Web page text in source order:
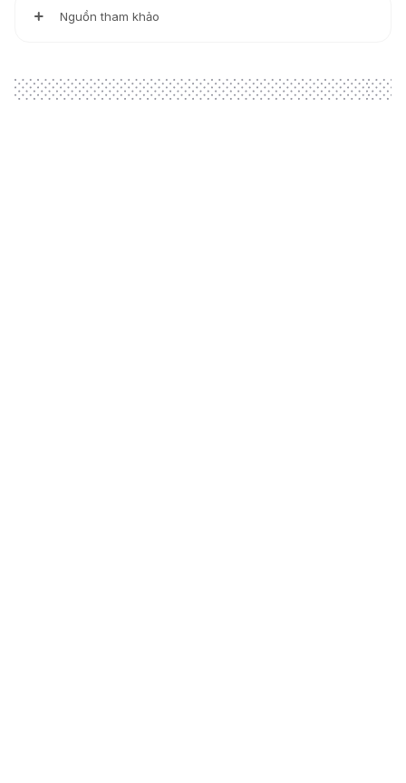
Nguồn tham khảo
https://my.clevelandclinic.org/health/articles/10040-spine-